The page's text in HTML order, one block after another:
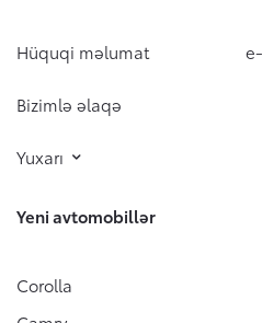
Hüquqi məlumat
Bizimlə əlaqə
Yuxarı
Yeni avtomobillər
Corolla